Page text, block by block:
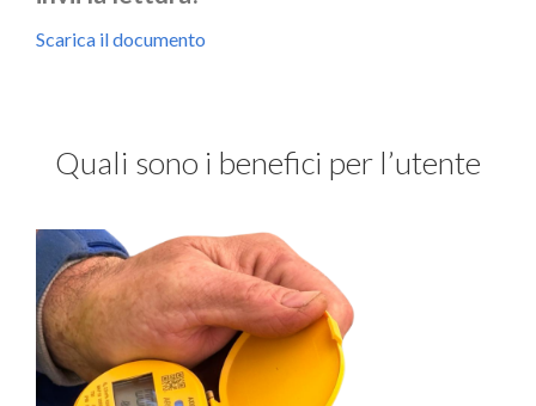
Scarica il documento
Quali sono i benefici per l’utente